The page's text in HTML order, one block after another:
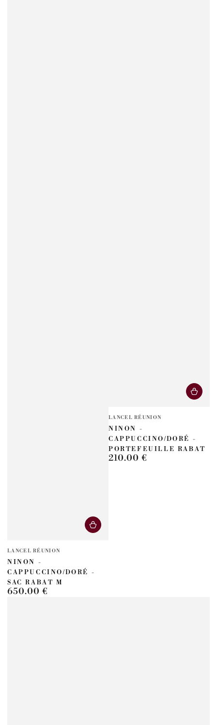
Fournisseur:
LANCEL RÉUNION
NINON -
CAPPUCCINO/DORÉ -
SAC RABAT M
Prix
650.00 €
Fournisseur:
LANCEL RÉUNION
NINON -
CAPPUCCINO/DORÉ -
PORTEFEUILLE RABAT
Prix
210.00 €